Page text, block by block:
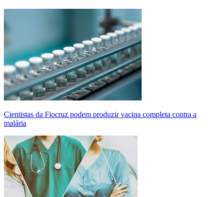
Cientistas da Fiocruz podem produzir vacina completa contra a
malária